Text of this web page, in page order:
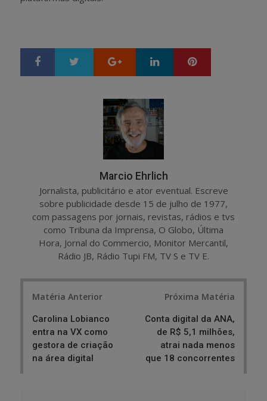
Google+ LinkedIn
Marcio Ehrlich
Jornalista, publicitário e ator eventual. Escreve
sobre publicidade desde 15 de julho de 1977,
com passagens por jornais, revistas, rádios e tvs
como Tribuna da Imprensa, O Globo, Última
Hora, Jornal do Commercio, Monitor Mercantil,
Rádio JB, Rádio Tupi FM, TV S e TV E.
Matéria Anterior
Carolina Lobianco
entra na VX como
gestora de criação
na área digital
Próxima Matéria
Conta digital da ANA,
de R$ 5,1 milhões,
atrai nada menos
que 18 concorrentes